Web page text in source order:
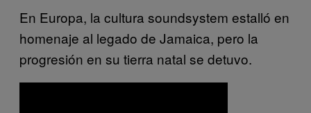
En Europa, la cultura soundsystem estalló en
homenaje al legado de Jamaica, pero la
progresión en su tierra natal se detuvo.